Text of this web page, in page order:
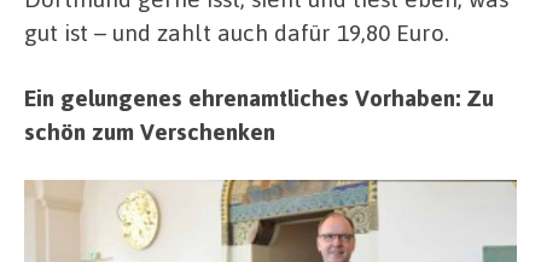
gut ist – und zahlt auch dafür 19,80 Euro.
Ein gelungenes ehrenamtliches Vorhaben: Zu
schön zum Verschenken